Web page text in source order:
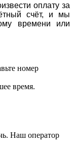
оплату за
счёт, и мы
времени или
номер
время.
Наш оператор